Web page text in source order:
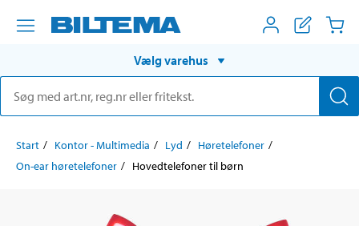
Vælg varehus
Start Kontor - Multimedia Lyd
Høretelefoner
On-ear høretelefoner
Hovedtelefoner til børn